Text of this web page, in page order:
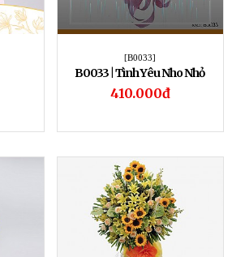
[B0033]
B0033 | Tình Yêu Nho Nhỏ
410.000đ